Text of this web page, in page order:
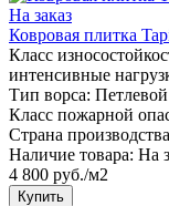
На заказ
Ковровая плитка
Класс
интенсивные
Тип ворса: Петлевой
Класс пожарной
Страна
Наличие товара: На
4 800 руб./м2
Купить